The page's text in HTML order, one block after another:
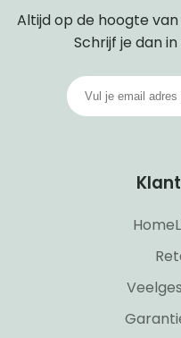
Altijd op de hoogte
Schrijf je dan